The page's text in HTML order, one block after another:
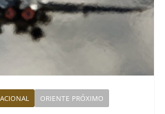
ORIENTE PRÓXIMO